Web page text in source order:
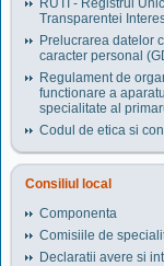
RUTI - Registrul
Transparentei
Prelucrarea datelor
caracter personal
Regulament de
functionare a
specialitate al
Codul de etica si
Consiliul local
Componenta
Comisiile de
Declaratii avere si